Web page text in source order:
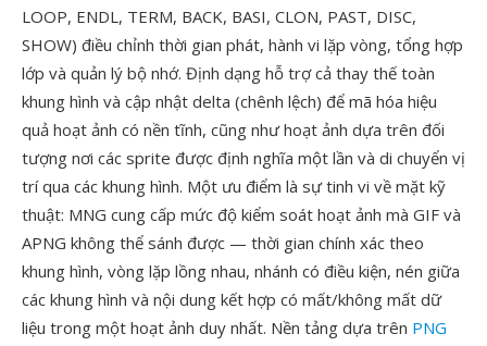
LOOP, ENDL, TERM, BACK, BASI, CLON, PAST, DISC,
SHOW) điều chỉnh thời gian phát, hành vi lặp vòng, tổng hợp
lớp và quản lý bộ nhớ. Định dạng hỗ trợ cả thay thế toàn
khung hình và cập nhật delta (chênh lệch) để mã hóa hiệu
quả hoạt ảnh có nền tĩnh, cũng như hoạt ảnh dựa trên đối
tượng nơi các sprite được định nghĩa một lần và di chuyển vị
trí qua các khung hình. Một ưu điểm là sự tinh vi về mặt kỹ
thuật: MNG cung cấp mức độ kiểm soát hoạt ảnh mà GIF và
APNG không thể sánh được — thời gian chính xác theo
khung hình, vòng lặp lồng nhau, nhánh có điều kiện, nén giữa
các khung hình và nội dung kết hợp có mất/không mất dữ
liệu trong một hoạt ảnh duy nhất. Nền tảng dựa trên PNG